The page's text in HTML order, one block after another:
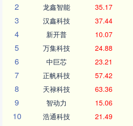
2 龙鑫智能 35.17
3 汉鑫科技 37.44
4 新开普 10.07
5 万集科技 24.88
6 中巨芯 23.21
7 正帆科技 57.42
8 天禄科技 63.36
9 智动力 15.06
10 浩通科技 21.49